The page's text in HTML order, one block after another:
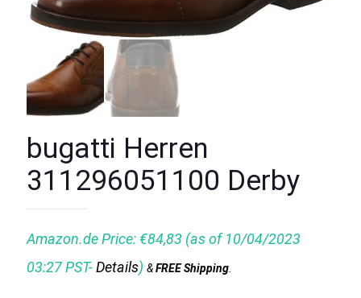
bugatti Herren
311296051100 Derby
Amazon.de Price:€84,83 (as of 10/04/2023
03:27 PST-Details) &FREE Shipping